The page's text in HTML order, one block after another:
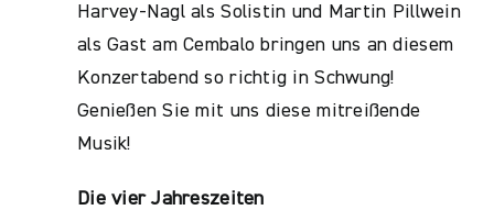
Harvey-Nagl als Solistin und Martin Pillwein
als Gast am Cembalo bringen uns an diesem
Konzertabend so richtig in Schwung!
Genießen Sie mit uns diese mitreißende
Musik!
Die vier Jahreszeiten